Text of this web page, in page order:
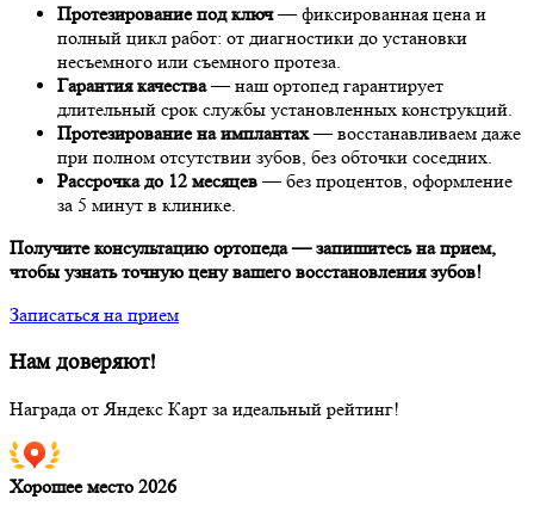
Протезирование под ключ— фиксированная цена и
полный цикл работ: от диагностики до установки
несъемного или съемного протеза.
Гарантия качества— наш ортопед гарантирует
длительный срок службы установленных конструкций.
Протезирование на имплантах— восстанавливаем даже
при полном отсутствии зубов, без обточки соседних.
Рассрочка до 12 месяцев— без процентов, оформление
за 5 минут в клинике.
Получите консультацию ортопеда — запишитесь на прием,
чтобы узнать точную цену вашего восстановления зубов!
Записаться на прием
Нам доверяют!
Награда от Яндекс Карт за идеальный рейтинг!
Хорошее место 2026